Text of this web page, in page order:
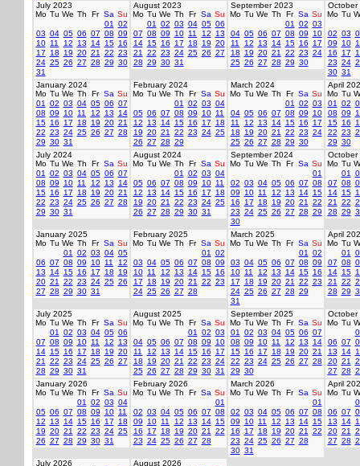
July 2023
Mo Tu We Th Fr Sa Su
01
02
03 04 05 06 07 08 09
10 11 12 13 14 15 16
17
18 19 20 21 22 23
24 25 26 27 28 29 30
31
August 2023
Mo Tu We Th Fr Sa Su
01
02 03 04 05 06
07 08 09 10 11 12
13
14 15 16 17 18 19 20
21
22 23 24 25 26 27
28 29 30 31
September 2023
Mo Tu We Th Fr Sa Su
01
02 03
04 05 06 07 08 09
10
11
12 13 14 15 16
17
18
19 20 21 22 23 24
25 26 27 28 29 30
October
Mo Tu
02 03
09
10
16
17
23 24
30 31
January 2024
Mo Tu We Th Fr Sa Su
01
02 03 04 05 06 07
08 09 10 11 12 13
14
15 16 17 18 19 20 21
22 23 24 25 26 27 28
29 30 31
February 2024
Mo Tu We Th Fr Sa Su
01
02 03 04
05 06 07 08 09 10 11
12
13 14 15 16 17
18
19 20 21 22 23 24 25
26 27 28 29
March 2024
Mo Tu We Th Fr Sa Su
01
02 03
04 05 06 07 08 09
10
11
12 13 14 15 16
17
18
19 20 21 22 23 24
25 26 27 28 29 30
April
Mo Tu
01
02
08 09
15 16
22 23
29 30
July 2024
Mo Tu We Th Fr Sa Su
01
02 03 04 05 06 07
08 09 10 11 12 13
14
15 16 17 18 19 20 21
22 23 24 25 26 27 28
29 30 31
August 2024
Mo Tu We Th Fr Sa Su
01
02 03 04
05 06 07 08 09 10 11
12
13 14 15 16 17
18
19 20 21 22 23 24 25
26 27 28 29 30 31
September 2024
Mo Tu We Th Fr Sa Su
01
02 03 04 05 06 07 08
09
10 11 12 13 14 15
16
17 18 19 20 21
22
23 24 25 26 27 28 29
30
October
Mo Tu
01
07 08
14 15
21
22
28 29
January 2025
Mo Tu We Th Fr Sa Su
01
02 03 04 05
06 07 08 09 10 11
12
13
14 15 16 17 18
19
20 21 22 23 24 25 26
27 28 29 30 31
February 2025
Mo Tu We Th Fr Sa Su
01
02
03 04 05 06 07 08 09
10 11 12 13 14 15 16
17
18 19 20 21 22 23
24 25 26 27 28
March 2025
Mo Tu We Th Fr Sa Su
01
02
03 04 05 06 07 08 09
10 11 12 13 14 15 16
17
18 19 20 21 22 23
24 25 26 27 28 29
31
April
Mo Tu
01
07 08
14 15
21
22
28 29
July 2025
Mo Tu We Th Fr Sa Su
01
02 03 04 05 06
07 08 09 10 11 12
13
14 15 16 17 18 19 20
21
22 23 24 25 26 27
28 29 30 31
August 2025
Mo Tu We Th Fr Sa Su
01
02 03
04 05 06 07 08 09
10
11
12 13 14 15 16
17
18
19 20 21 22 23 24
25 26 27 28 29 30 31
September 2025
Mo Tu We Th Fr Sa Su
01
02 03 04 05 06 07
08 09 10 11 12 13
14
15 16 17 18 19 20 21
22 23 24 25 26 27 28
29 30
October
Mo Tu
06 07
13
14
20 21
27 28
January 2026
Mo Tu We Th Fr Sa Su
01
02 03 04
05 06 07 08 09 10 11
12
13 14 15 16 17
18
19 20 21 22 23 24 25
26 27 28 29 30 31
February 2026
Mo Tu We Th Fr Sa Su
01
02 03 04 05 06 07 08
09
10 11 12 13 14 15
16
17 18 19 20 21
22
23 24 25 26 27 28
March 2026
Mo Tu We Th Fr Sa Su
01
02 03 04 05 06 07 08
09
10 11 12 13 14 15
16
17 18 19 20 21
22
23 24 25 26 27 28
30 31
April
Mo Tu
06 07
13
14
20 21
27 28
July 2026
August 2026